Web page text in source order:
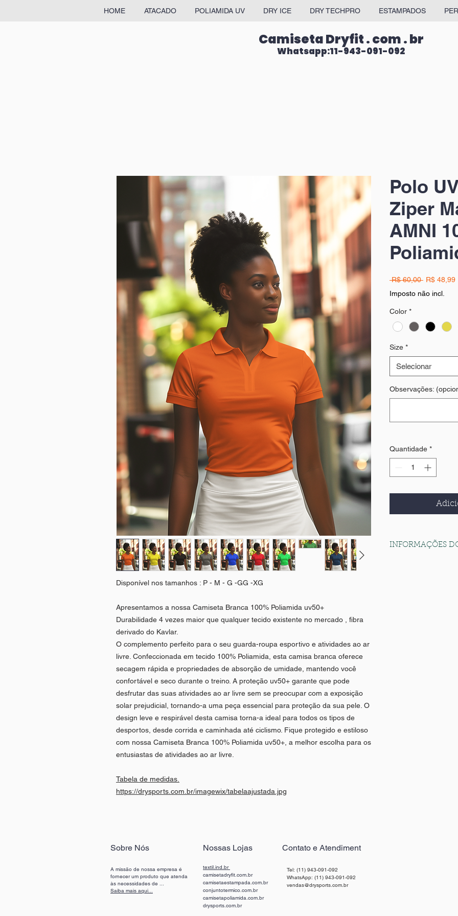
HOME ATACADO POLIAMIDA UV DRY ICE DRY TECHPRO ESTAMPADOS
Camiseta Dryfit . com . br
Whatsapp:11-943-091-092
Disponível nos tamanhos : P - M - G -GG -XG
Apresentamos a nossa Camiseta Branca 100% Poliamida uv50+
Durabilidade 4 vezes maior que qualquer tecido existente no mercado , fibra
derivado do Kavlar.
O complemento perfeito para o seu guarda-roupa esportivo e atividades ao ar
livre. Confeccionada em tecido 100% Poliamida, esta camisa branca oferece
secagem rápida e propriedades de absorção de umidade, mantendo você
confortável e seco durante o treino. A proteção uv50+ garante que pode
desfrutar das suas atividades ao ar livre sem se preocupar com a exposição
solar prejudicial, tornando-a uma peça essencial para proteção da sua pele. O
design leve e respirável desta camisa torna-a ideal para todos os tipos de
desportos, desde corrida e caminhada até ciclismo. Fique protegido e estiloso
com nossa Camiseta Branca 100% Poliamida uv50+, a melhor escolha para os
entusiastas de atividades ao ar livre.
Tabela de medidas.
https://drysports.com.br/imagewix/tabelaajustada.jpg
Polo
Ziper
AMNI
R$ 60,00 Preço
R$ 48,99
Imposto não incl.
Color *
Size *
Selecionar
Observações:
Quantidade *
INFORMAÇÕES
Sobre Nós Nossas Lojas Contato e Atendiment
A missão de nossa empresa é
fornecer um produto que atenda
às necessidades de ...
Saiba mais aqui...
textil.ind.br
camisetadryfit.com.br
camisetaestampada.com.br
conjuntotermico.com.br
camisetapoliamida.com.br
drysports.com.br
Tel: (11) 943-091-092
WhatsApp: (11) 943-091-092
vendas@drysports.com.br